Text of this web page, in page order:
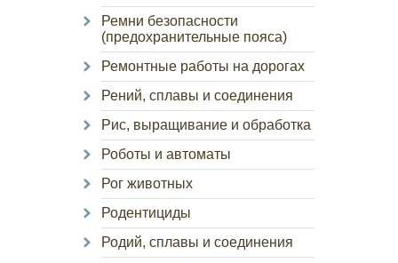
Ремни безопасности
(предохранительные пояса)
Ремонтные работы на дорогах
Рений, сплавы и соединения
Рис, выращивание и обработка
Роботы и автоматы
Рог животных
Родентициды
Родий, сплавы и соединения